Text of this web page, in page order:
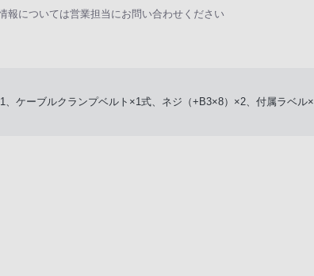
報については営業担当にお問い合わせください
、ケーブルクランプベルト×1式、ネジ（+B3×8）×2、付属ラベル